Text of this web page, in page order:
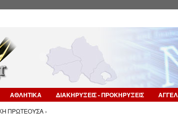
ΑΘΛΗΤΙΚΑ ΔΙΑΚΗΡΥΞΕΙΣ - ΠΡΟΚΗΡΥΞΕΙΣ
ΠΡΩΤΕΟΥΣΑ ›